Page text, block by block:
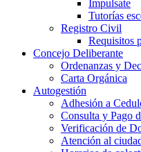
Impulsate
Tutorías
Registro Civil
Requisitos
Concejo Deliberante
Ordenanzas y
Carta Orgánica
Autogestión
Adhesión a
Consulta y Pago
Verificación de
Atención al